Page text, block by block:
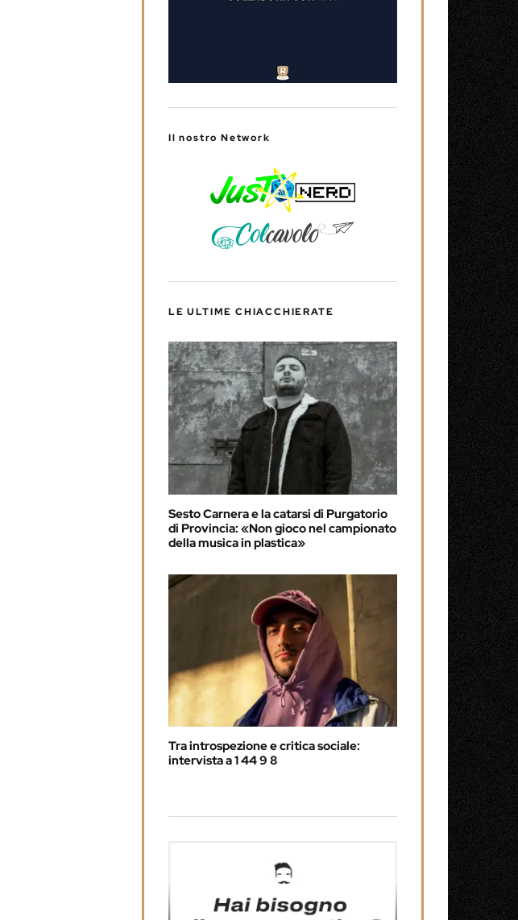
Il nostro Network
LE ULTIME CHIACCHIERATE
Sesto Carnera e la catarsi di Purgatorio
di Provincia: «Non gioco nel campionato
della musica in plastica»
Tra introspezione e critica sociale:
intervista a 1 44 9 8